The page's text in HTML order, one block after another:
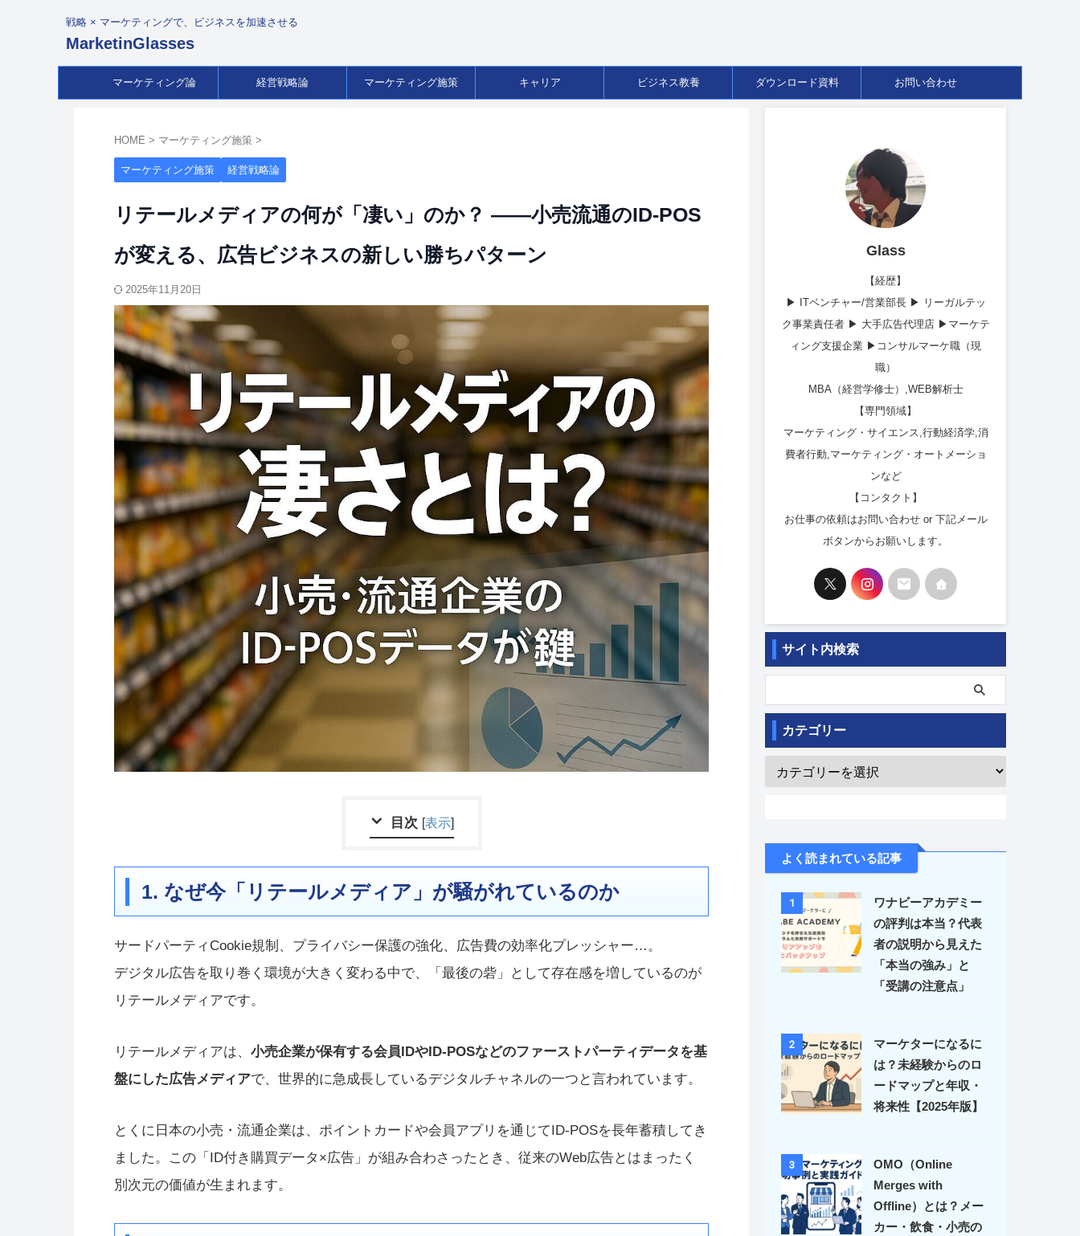
戦略 × マーケティングで、ビジネスを加速させる
MarketinGlasses
マーケティング論 経営戦略論 マーケティング施策 キャリア ビジネス教養 ダウンロード資料 お問い合わせ
HOME > マーケティング施策 >
マーケティング施策 経営戦略論
リテールメディアの何が「凄い」のか？ ――小売流通のID-POS
が変える、広告ビジネスの新しい勝ちパターン
2025年11月20日
目次 [表示]
1. なぜ今「リテールメディア」が騒がれているのか
サードパーティCookie規制、プライバシー保護の強化、広告費の効率化プレッシャー…。
デジタル広告を取り巻く環境が大きく変わる中で、「最後の砦」として存在感を増しているのが
リテールメディアです。
リテールメディアは、 小売企業が保有する会員IDやID-POSなどのファーストパーティデータを基
盤にした広告メディアで、世界的に急成長しているデジタルチャネルの一つと言われています。
とくに日本の小売・流通企業は、ポイントカードや会員アプリを通じてID-POSを長年蓄積してき
ました。この「ID付き購買データ×広告」が組み合わさったとき、従来のWeb広告とはまったく
別次元の価値が生まれます。
Glass
【経歴】
▶︎ ITベンチャー/営業部長 ▶︎ リーガルテッ
ク事業責任者 ▶︎ 大手広告代理店 ▶︎マーケテ
ィング支援企業 ▶︎コンサルマーケ職（現
職）
MBA（経営学修士）,WEB解析士
【専門領域】
マーケティング・サイエンス,行動経済学,消
費者行動,マーケティング・オートメーショ
ンなど
【コンタクト】
お仕事の依頼はお問い合わせ or 下記メール
ボタンからお願いします。
サイト内検索
カテゴリー
よく読まれている記事
1
ワナビーアカデミー
の評判は本当？代表
者の説明から見えた
「本当の強み」と
「受講の注意点」
2
マーケターになるに
は？未経験からのロ
ードマップと年収・
将来性【2025年版】
3
OMO（Online
Merges with
Offline）とは？メー
カー・飲食・小売の